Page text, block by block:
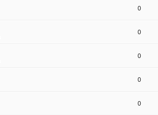
0
0
0
0
0